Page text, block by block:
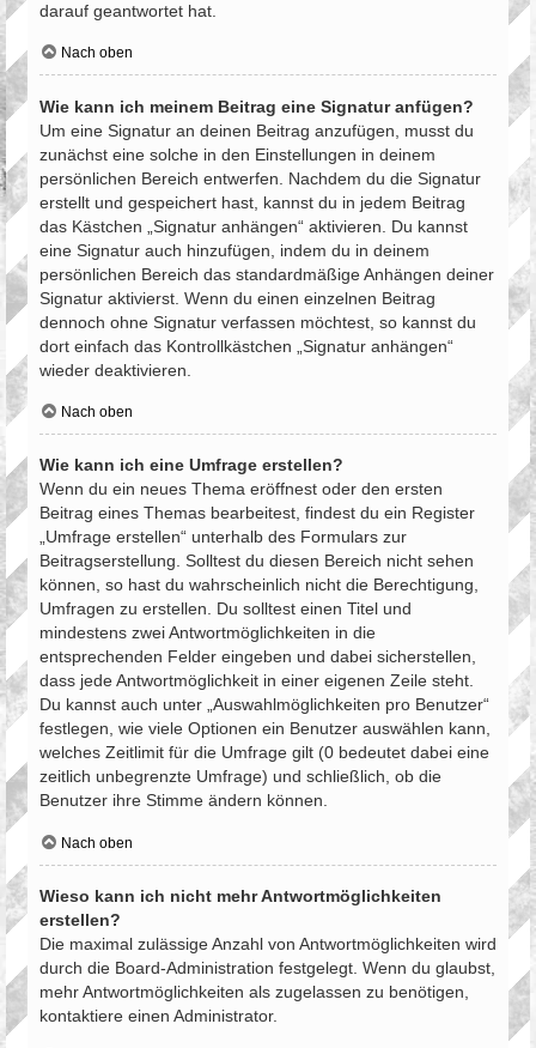
darauf geantwortet hat.
Nach oben
Wie kann ich meinem Beitrag eine Signatur anfügen?
Um eine Signatur an deinen Beitrag anzufügen, musst du
zunächst eine solche in den Einstellungen in deinem
persönlichen Bereich entwerfen. Nachdem du die Signatur
erstellt und gespeichert hast, kannst du in jedem Beitrag
das Kästchen „Signatur anhängen“ aktivieren. Du kannst
eine Signatur auch hinzufügen, indem du in deinem
persönlichen Bereich das standardmäßige Anhängen deiner
Signatur aktivierst. Wenn du einen einzelnen Beitrag
dennoch ohne Signatur verfassen möchtest, so kannst du
dort einfach das Kontrollkästchen „Signatur anhängen“
wieder deaktivieren.
Nach oben
Wie kann ich eine Umfrage erstellen?
Wenn du ein neues Thema eröffnest oder den ersten
Beitrag eines Themas bearbeitest, findest du ein Register
„Umfrage erstellen“ unterhalb des Formulars zur
Beitragserstellung. Solltest du diesen Bereich nicht sehen
können, so hast du wahrscheinlich nicht die Berechtigung,
Umfragen zu erstellen. Du solltest einen Titel und
mindestens zwei Antwortmöglichkeiten in die
entsprechenden Felder eingeben und dabei sicherstellen,
dass jede Antwortmöglichkeit in einer eigenen Zeile steht.
Du kannst auch unter „Auswahlmöglichkeiten pro Benutzer“
festlegen, wie viele Optionen ein Benutzer auswählen kann,
welches Zeitlimit für die Umfrage gilt (0 bedeutet dabei eine
zeitlich unbegrenzte Umfrage) und schließlich, ob die
Benutzer ihre Stimme ändern können.
Nach oben
Wieso kann ich nicht mehr Antwortmöglichkeiten
erstellen?
Die maximal zulässige Anzahl von Antwortmöglichkeiten wird
durch die Board-Administration festgelegt. Wenn du glaubst,
mehr Antwortmöglichkeiten als zugelassen zu benötigen,
kontaktiere einen Administrator.